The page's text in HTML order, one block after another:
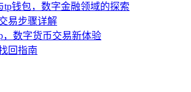
tp钱包，数字金融领域的探索
易步骤详解
，数字货币交易新体验
回指南